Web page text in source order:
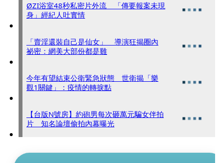
ØZI浴室48秒私密片外流 「傳要報案未現
身」經紀人吐實情
「賣淫還裝自己是仙女」 導演狂揭圈內
祕密：網美大部份都是雞
今年有望結束公衛緊急狀態 世衛揭「樂
觀1關鍵」：疫情的轉捩點
【台版N號房】約砲男每次砸萬元騙女伴拍
片 知名論壇偷拍內幕曝光